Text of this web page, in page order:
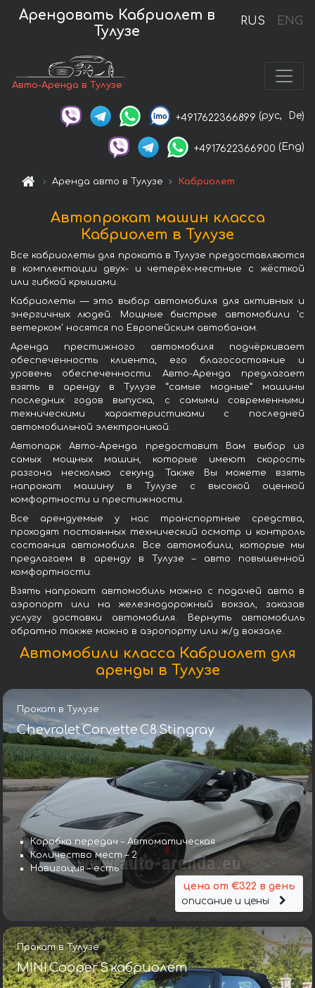
RUS ENG
Арендовать Кабриолет в
Тулузе
Авто-Аренда в Тулузе
+4917622366899 (рус, De)
+4917622366900 (Eng)
Аренда авто в Тулузе Кабриолет
Автопрокат машин класса
Кабриолет в Тулузе
Все кабриолеты для проката в Тулузе предоставляются
в комплектации двух- и четерёх-местные с жёсткой
или гибкой крышами.
Кабриолеты — это выбор автомобиля для активных и
энергичных людей. Мощные быстрые автомобили 'с
ветерком' носятся по Европейским автобанам.
Аренда престижного автомобиля подчёркивает
обеспеченность клиента, его благосостояние и
уровень обеспеченности. Авто-Аренда предлагает
взять в аренду в Тулузе “самые модные” машины
последних годов выпуска, с самыми современными
техническими характеристиками с последней
автомобильной электроникой.
Автопарк Авто-Аренда предоставит Вам выбор из
самых мощных машин, которые имеют скорость
разгона несколько секунд. Также Вы можете взять
напрокат машину в Тулузе с высокой оценкой
комфортности и престижности.
Все арендуемые у нас транспортные средства,
проходят постоянных технический осмотр и контроль
состояния автомобиля. Все автомобили, которые мы
предлагаем в аренду в Тулузе – авто повышенной
комфортности.
Взять напрокат автомобиль можно с подачей авто в
аэропорт или на железнодорожный вокзал, заказав
услугу доставки автомобиля. Вернуть автомобиль
обратно также можно в аэропорту или ж/д вокзале.
Автомобили класса Кабриолет для
аренды в Тулузе
Прокат в Тулузе
Chevrolet Corvette C8 Stingray
Коробка передач – Автоматическая
Количество мест – 2
Навигация – есть
цена от €322 в день
описание и цены
Прокат в Тулузе
MINI Cooper S кабриолет